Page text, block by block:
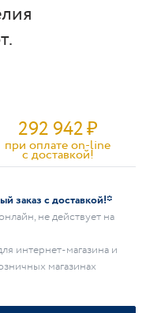
292 942₽
при оплате on-line
c доставкой!
заказ с доставкой!*
не действует на
интернет-магазина и
магазинах